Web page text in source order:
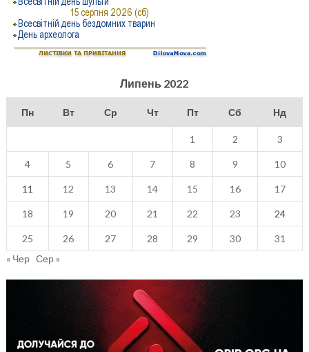
Липень 2022
Пн Вт Ср Чт Пт Сб Нд
1 2 3
4 5 6 7 8 9 10
11 12 13 14 15 16 17
18 19 20 21 22 23 24
25 26 27 28 29 30
31
« Чер Сер »